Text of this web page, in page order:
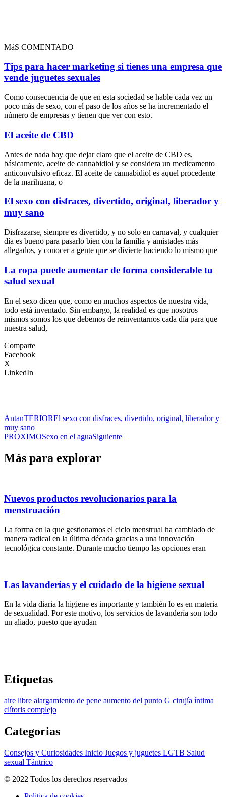
MáS COMENTADO
Tips para hacer marketing si tienes una empresa que
vende juguetes sexuales
Como consecuencia de que en esta sociedad se hable cada vez un
poco más de sexo, con el paso de los años se ha incrementado el
número de empresas y tienen que ver con esto.
El aceite de CBD
Antes de nada hay que dejar claro que el aceite de CBD es,
básicamente, aceite de cannabidiol y se considera un medicamento
anticonvulsivo eficaz. El aceite de cannabidiol es aquel procedente
de la marihuana, o
El sexo con disfraces, divertido, original, liberador y
muy sano
Disfrazarse, siempre es divertido, y no solo en carnaval, y cualquier
día es bueno para pasarlo bien con la familia y amistades más
allegados, y conocer a gente que se divierte haciendo lo mismo que
La ropa puede aumentar de forma considerable tu
salud sexual
En el sexo dicen que, como en muchos aspectos de nuestra vida,
todo está inventado. Sin embargo, la realidad es que nosotros
mismos somos los que debemos de reinventarnos cada día para que
nuestra salud,
Comparte
Facebook
X
LinkedIn
AntanTERIOREl sexo con disfraces, divertido, original, liberador y
muy sano
PROXIMOSexo en el aguaSiguiente
Más para explorar
Nuevos productos revolucionarios para la
menstruación
La forma en la que gestionamos el ciclo menstrual ha cambiado de
manera radical en la última década gracias a una innovación
tecnológica constante. Durante mucho tiempo las opciones eran
Las lavanderías y el cuidado de la higiene sexual
En la vida diaria la higiene es importante y también lo es en materia
de sexualidad. Por este motivo, los servicios de lavandería son todo
un aliado, puesto que ayudan
Etiquetas
aire libre alargamiento de pene aumento del punto G cirujía íntima
clítoris complejo
Categorias
Consejos y Curiosidades Inicio Juegos y juguetes LGTB Salud
sexual Tántrico
© 2022 Todos los derechos reservados